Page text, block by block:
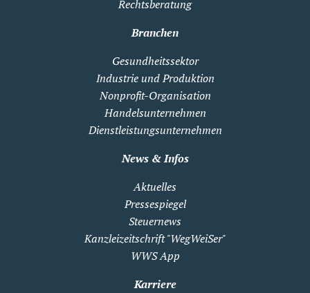
Rechtsberatung
Branchen
Gesundheitssektor
Industrie und Produktion
Nonprofit-Organisation
Handelsunternehmen
Dienstleistungsunternehmen
News & Infos
Aktuelles
Pressespiegel
Steuernews
Kanzleizeitschrift "WegWeiSer"
WWS App
Karriere